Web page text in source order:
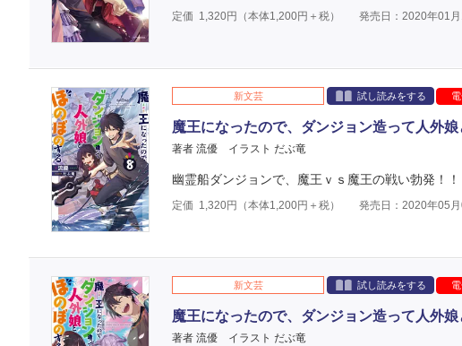
定価 1,320円（本体1,200円＋税） 発売日：2020年01月
新文芸 試し読みをする
魔王になったので、ダンジョン造って人外娘
著者 流優 イラスト だぶ竜
幽霊船ダンジョンで、魔王ｖｓ魔王の戦い勃発！！
定価 1,320円（本体1,200円＋税） 発売日：2020年05月
新文芸 試し読みをする
魔王になったので、ダンジョン造って人外娘
著者 流優 イラスト だぶ竜